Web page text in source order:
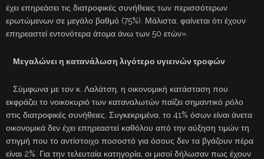
έχει επηρεάσει τις διατροφικές συνήθειες των περισσότερων
ερωτώμενων σε μεγάλο βαθμό (75%). Μάλιστα, φαίνεται ότι έχουν
επηρεαστεί εντονότερα άτομα άνω των 50 ετών».
Μεγαλώνει η κατανάλωση λιγότερο υγιεινών τροφών
Σύμφωνα με τον κ. Λαλάτση, η οικονομική κατάσταση που
εκφράζει το νοικοκυριό των καταναλωτών παίζει σημαντικό ρόλο
στις διατροφικές συνήθειες. Συγκεκριμένα, το 41% όσων είναι άνετα
οικονομικά δεν έχει επηρεαστεί καθόλου από την αύξηση τιμών τη
στιγμή που το αντίστοιχο ποσοστό για όσους δεν τα βγάζουν πέρα
είναι 2%. Για την τελευταία κατηγορία, οι μισοί δήλωσαν πως έχουν